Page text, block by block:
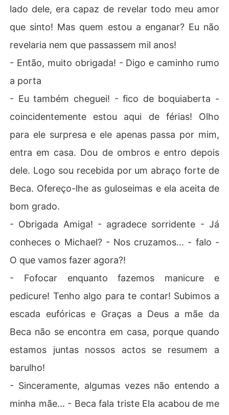
lado dele, era capaz de revelar todo meu amor
que sinto! Mas quem estou a enganar? Eu não
revelaria nem que passassem mil anos!
- Então, muito obrigada! - Digo e caminho rumo
a porta
- Eu também cheguei! - fico de boquiaberta -
coincidentemente estou aqui de férias! Olho
para ele surpresa e ele apenas passa por mim,
entra em casa. Dou de ombros e entro depois
dele. Logo sou recebida por um abraço forte de
Beca. Ofereço-lhe as guloseimas e ela aceita de
bom grado.
- Obrigada Amiga! - agradece sorridente - Já
conheces o Michael? - Nos cruzamos... - falo -
O que vamos fazer agora?!
- Fofocar enquanto fazemos manicure e
pedicure! Tenho algo para te contar! Subimos a
escada eufóricas e Graças a Deus a mãe da
Beca não se encontra em casa, porque quando
estamos juntas nossos actos se resumem a
barulho!
- Sinceramente, algumas vezes não entendo a
minha mãe... - Beca fala triste Ela acabou de me